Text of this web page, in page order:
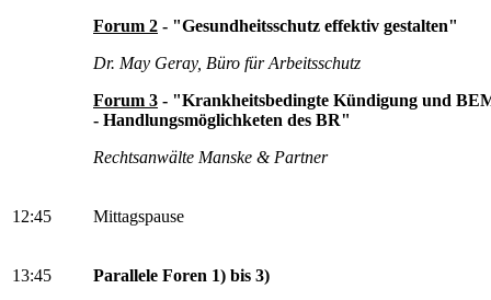
Forum 2 - "Gesundheitsschutz effektiv gestalten"
Dr. May Geray, Büro für Arbeitsschutz
Forum 3 - "Krankheitsbedingte Kündigung und
- Handlungsmöglichketen des BR"
Rechtsanwälte Manske & Partner
12:45 Mittagspause
13:45 Parallele Foren 1) bis 3)